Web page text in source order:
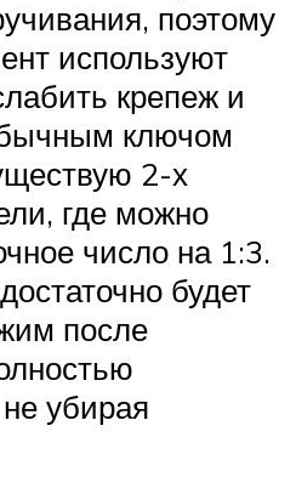
поэтому
используют
крепеж и
ключом
2-х
где можно
число на 1:3.
будет
после
убирая